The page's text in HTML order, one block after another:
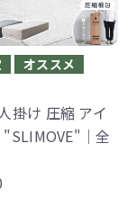
オススメ
掛け 圧縮 アイ
"SLIMOVE"│全